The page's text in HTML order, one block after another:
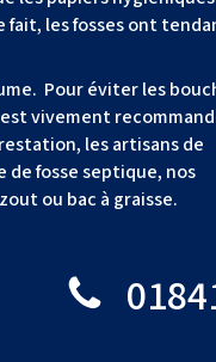
fait, les fosses ont
Pour éviter les
vivement
les artisans de
de fosse septique, nos
ou bac à graisse.